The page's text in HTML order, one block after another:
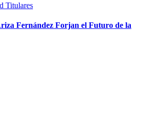
Titulares
Fernández Forjan el Futuro de la